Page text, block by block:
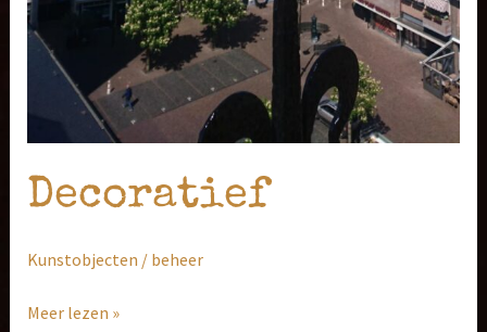
Decoratief
Kunstobjecten / beheer
Meer lezen »